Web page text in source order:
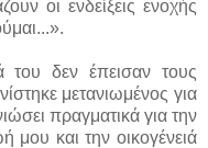
οι ενδείξεις ενοχής
του δεν έπεισαν τους
μετανιωμένος για
πραγματικά για την
μου και την οικογένειά